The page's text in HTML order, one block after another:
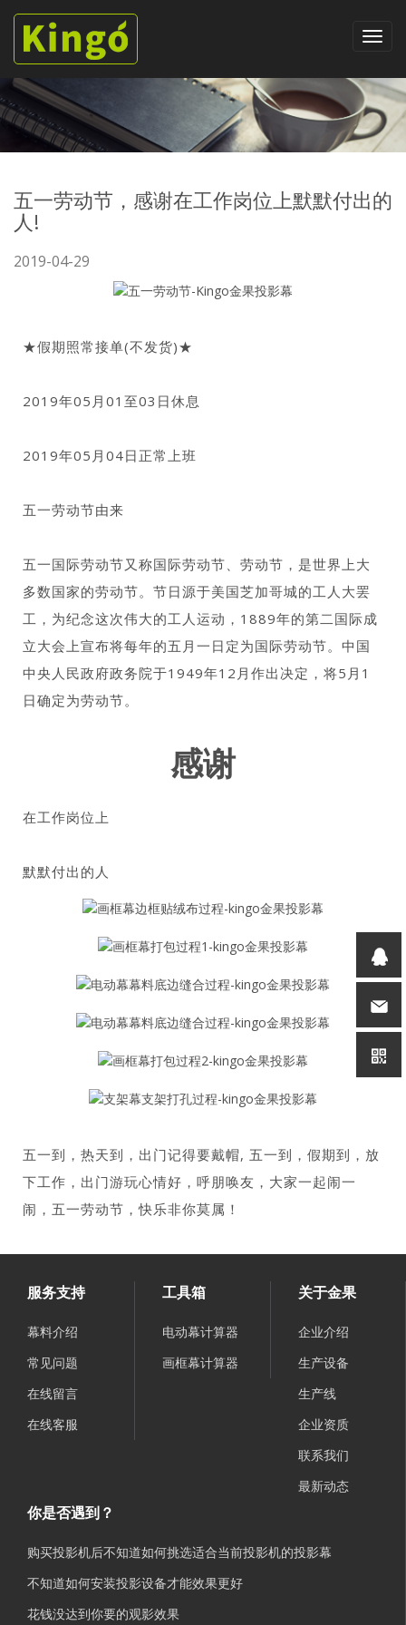
五一劳动节，感谢在工作岗位上默默付出的
人!
2019-04-29
★假期照常接单(不发货)★
2019年05月01至03日休息
2019年05月04日正常上班
五一劳动节由来
五一国际劳动节又称国际劳动节、劳动节，是世界上大
多数国家的劳动节。节日源于美国芝加哥城的工人大罢
工，为纪念这次伟大的工人运动，1889年的第二国际成
立大会上宣布将每年的五月一日定为国际劳动节。中国
中央人民政府政务院于1949年12月作出决定，将5月1
日确定为劳动节。
感谢
在工作岗位上
默默付出的人
五一到，热天到，出门记得要戴帽, 五一到，假期到，放
下工作，出门游玩心情好，呼朋唤友，大家一起闹一
闹，五一劳动节，快乐非你莫属！
服务支持
幕料介绍
常见问题
在线留言
在线客服
工具箱
电动幕计算器
画框幕计算器
关于金果
企业介绍
生产设备
生产线
企业资质
联系我们
最新动态
你是否遇到？
购买投影机后不知道如何挑选适合当前投影机的投影幕
不知道如何安装投影设备才能效果更好
花钱没达到你要的观影效果